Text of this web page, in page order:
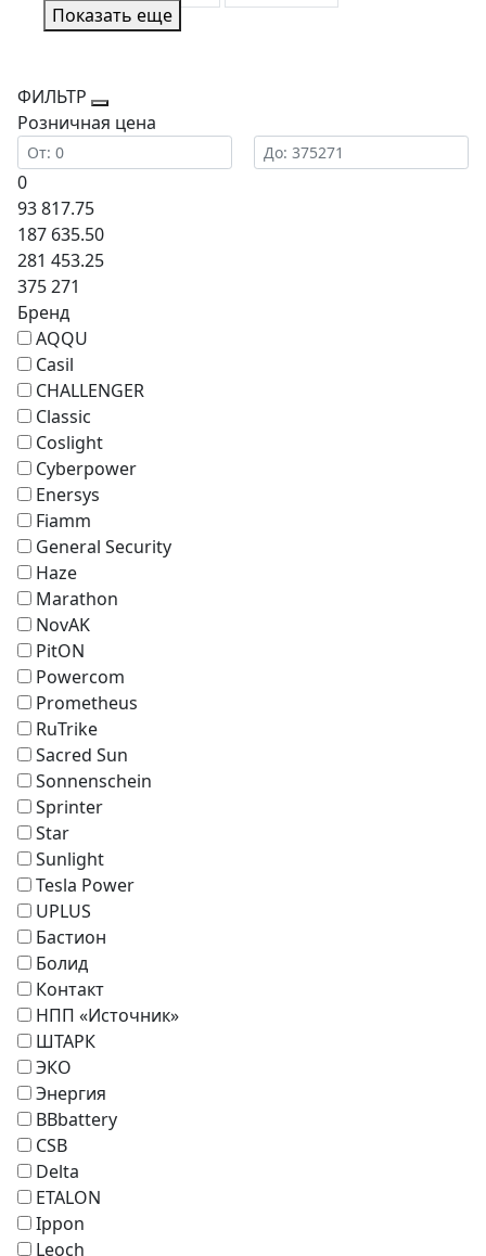
Показать еще
ФИЛЬТР
Розничная цена
0
93 817.75
187 635.50
281 453.25
375 271
Бренд
AQQU
Casil
CHALLENGER
Classic
Coslight
Cyberpower
Enersys
Fiamm
General Security
Haze
Marathon
NovAK
PitON
Powercom
Prometheus
RuTrike
Sacred Sun
Sonnenschein
Sprinter
Star
Sunlight
Tesla Power
UPLUS
Бастион
Болид
Контакт
НПП «Источник»
ШТАРК
ЭКО
Энергия
BBbattery
CSB
Delta
ETALON
Ippon
Leoch